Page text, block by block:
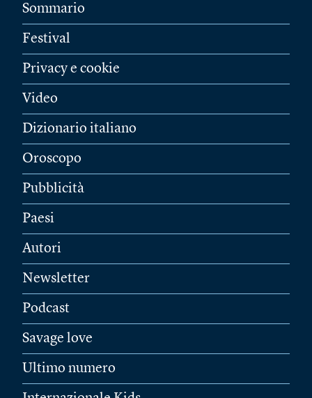
Sommario
Festival
Privacy e cookie
Video
Dizionario italiano
Oroscopo
Pubblicità
Paesi
Autori
Newsletter
Podcast
Savage love
Ultimo numero